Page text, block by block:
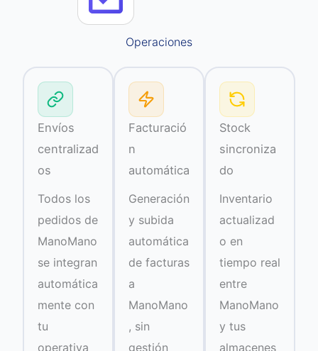
Operaciones
Envíos
centralizad
os
Todos los
pedidos de
ManoMano
se integran
automática
mente con
tu
operativa
Facturació
n
automática
Generación
y subida
automática
de facturas
a
ManoMano
, sin
gestión
Stock
sincroniza
do
Inventario
actualizad
o en
tiempo real
entre
ManoMano
y tus
almacenes